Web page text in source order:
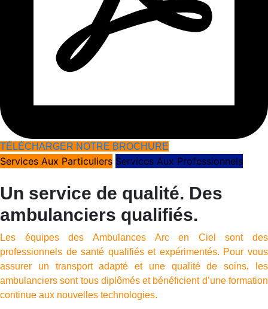
TÉLÉCHARGER NOTRE BROCHURE
Services Aux Particuliers Services Aux Professionnels
Un service de qualité. Des
ambulanciers qualifiés.
Les équipes des Ambulances Arc en Ciel sont des
professionnels de santé qualifiés et expérimentés. Pour vous
assurer un transport adapté et une qualité de soins, les
ambulanciers sont tous diplômés et bénéficient d’une formation
continue aux nouvelles technologies.